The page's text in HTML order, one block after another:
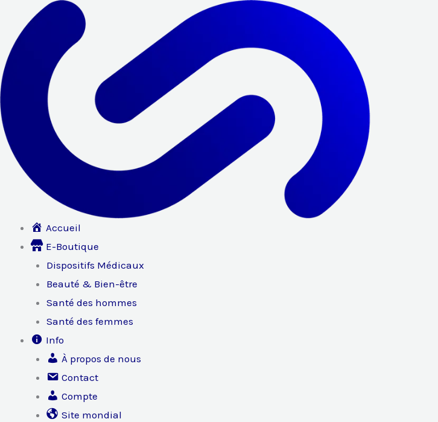
contenu
Accueil
E-Boutique
Dispositifs Médicaux
Beauté & Bien-être
Santé des hommes
Santé des femmes
Info
À propos de nous
Contact
Compte
Site mondial